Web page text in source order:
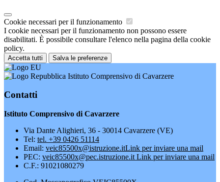
Cookie necessari per il funzionamento
I cookie necessari per il funzionamento non possono essere
disabilitati. È possibile consultare l'elenco nella pagina della cookie
policy.
Accetta tutti Salva le preferenze
Istituto Comprensivo di Cavarzere
Contatti
Istituto Comprensivo di Cavarzere
Via Dante Alighieri, 36 - 30014 Cavarzere (VE)
Tel: tel. +39 0426 51114
Email: veic85500x@istruzione.itLink per inviare una mail
PEC: veic85500x@pec.istruzione.it Link per inviare una mail
C.F.: 91021080279